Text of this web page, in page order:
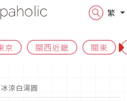
繁
京 關西近畿 關東
冰涼白湯圓